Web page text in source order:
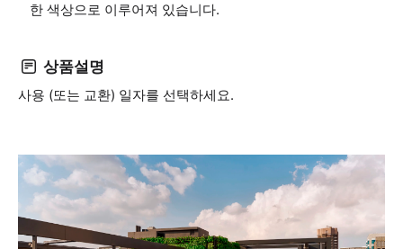
한 색상으로 이루어져 있습니다.
상품설명
사용 (또는 교환) 일자를 선택하세요.